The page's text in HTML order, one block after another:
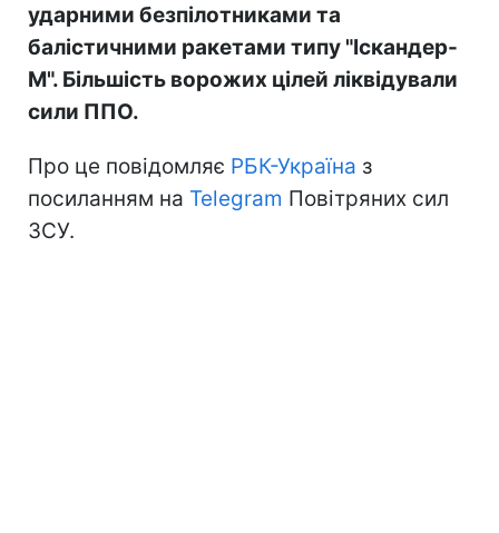
ударними безпілотниками та
балістичними ракетами типу "Іскандер-
М". Більшість ворожих цілей ліквідували
сили ППО.
Про це повідомляє РБК-Україна з
посиланням на Telegram Повітряних сил
ЗСУ.